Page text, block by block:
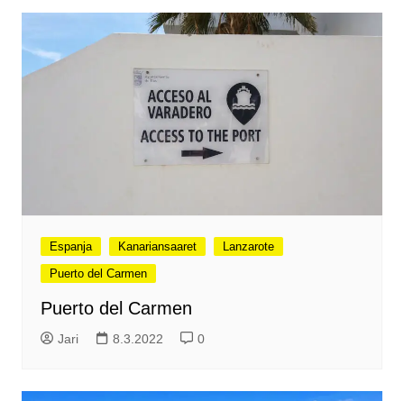
Espanja Kanariansaaret
Lanzarote
Puerto del Carmen
Puerto del Carmen
Jari 8.3.2022 0